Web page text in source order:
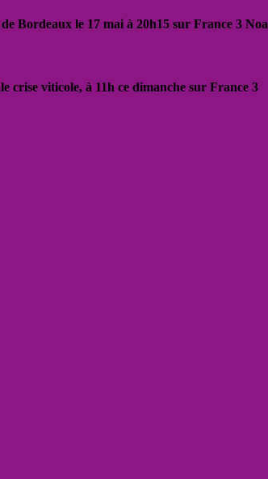
Bordeaux le 17 mai à 20h15 sur France 3 Noa
crise viticole, à 11h ce dimanche sur France 3